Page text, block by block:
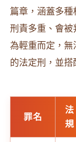
篇章，涵蓋多
刑責多重、會
為輕重而定，無
的法定刑，並搭
罪名
法
規